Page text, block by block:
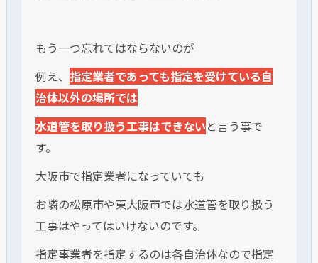
もう一つ忘れてはならないのが
例え、 指定業者であっても指定を受けている自
治体以外の場所では
水道管を取り扱う工事はできないと言う事で
す。
大阪市で指定業者になっていても
お隣の松原市や東大阪市では水道管を取り扱う
工事はやってはいけないのです。
指定事業者を指定するのは各自治体なので指定